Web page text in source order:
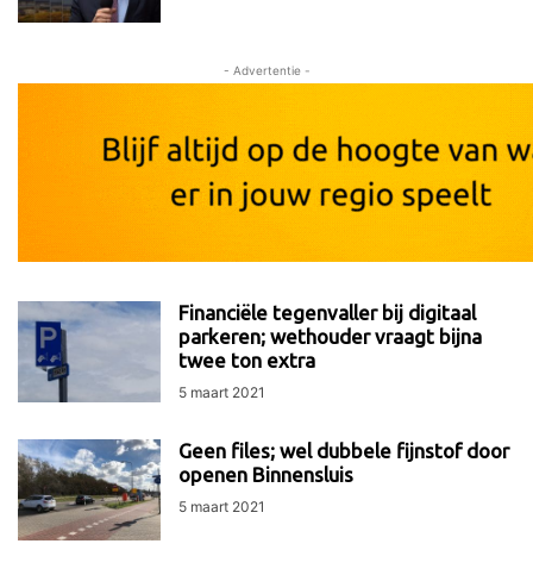
- Advertentie -
Financiële tegenvaller bij digitaal
parkeren; wethouder vraagt bijna
twee ton extra
5 maart 2021
Geen files; wel dubbele fijnstof door
openen Binnensluis
5 maart 2021